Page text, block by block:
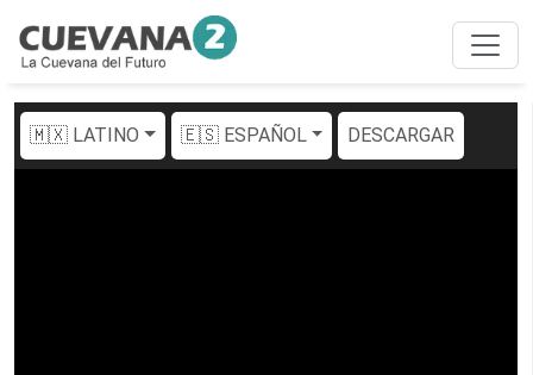
🇲🇽 LATINO 🇪🇸 ESPAÑOL DESCARGAR